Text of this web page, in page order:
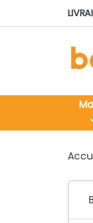
Skip to navigation
Skip to content